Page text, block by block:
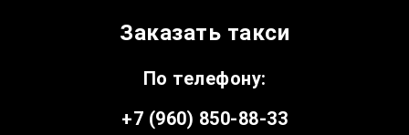
Заказать такси
По телефону:
+7 (960) 850-88-33